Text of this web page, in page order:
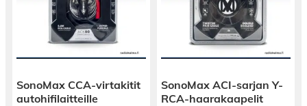
SonoMax CCA-virtakitit
autohifilaitteille
SonoMax ACI-sarjan Y-
RCA-haarakaapelit